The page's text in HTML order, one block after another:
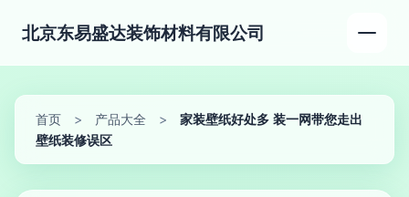
北京东易盛达装饰材料有限公司
首页 > 产品大全 >
家装壁纸好处多 装一网带您走出
壁纸装修误区